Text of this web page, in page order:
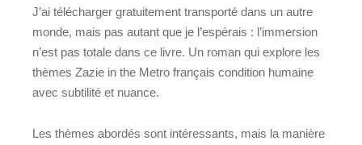
J’ai télécharger gratuitement transporté dans un autre
monde, mais pas autant que je l’espérais : l’immersion
n’est pas totale dans ce livre. Un roman qui explore les
thèmes Zazie in the Metro français condition humaine
avec subtilité et nuance.
Les thèmes abordés sont intéressants, mais la manière